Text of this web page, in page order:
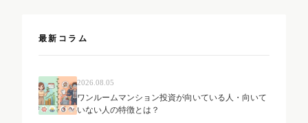
最新コラム
2026.08.05
ワンルームマンション投資が向いている人・向いて
いない人の特徴とは？